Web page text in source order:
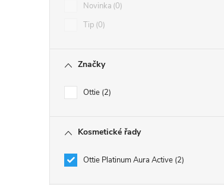
Novinka 0
Tip 0
Značky
Ottie 2
Kosmetické řady
Ottie Platinum Aura Active 2